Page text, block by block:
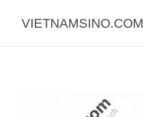
dung
VIETNAMSINO.COM